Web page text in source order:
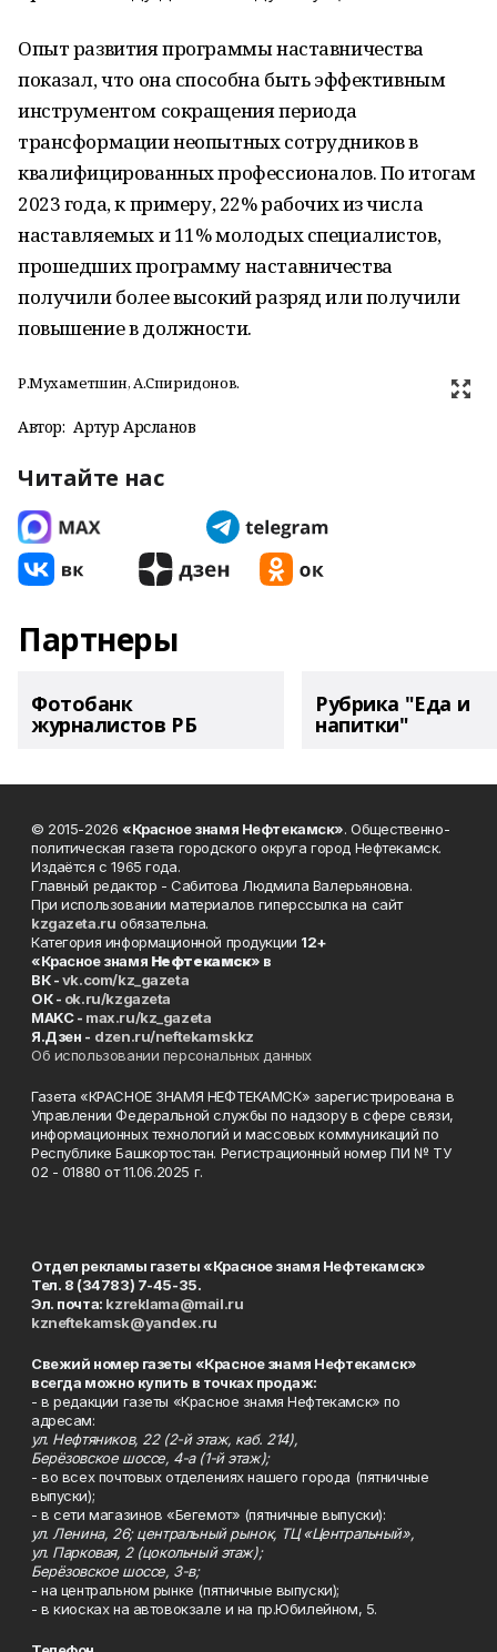
Опыт развития программы наставничества
показал, что она способна быть эффективным
инструментом сокращения периода
трансформации неопытных сотрудников в
квалифицированных профессионалов. По итогам
2023 года, к примеру, 22% рабочих из числа
наставляемых и 11% молодых специалистов,
прошедших программу наставничества
получили более высокий разряд или получили
повышение в должности.
Р.Мухаметшин, А.Спиридонов.
Автор: Артур Арсланов
Читайте нас
Партнеры
Фотобанк
журналистов РБ
Рубрика "Еда и
напитки"
© 2015-2026 «Красное знамя Нефтекамск». Общественно-
политическая газета городского округа город Нефтекамск.
Издаётся с 1965 года.
Главный редактор - Сабитова Людмила Валерьяновна.
При использовании материалов гиперссылка на сайт
kzgazeta.ru обязательна.
Категория информационной продукции 12+
«Красное знамя Нефтекамск» в
ВК -vk.com/kz_gazeta
ОК - ok.ru/kzgazeta
MAKC - max.ru/kz_gazeta
Я.Дзен - dzen.ru/neftekamskkz
Об использовании персональных данных
Газета «КРАСНОЕ ЗНАМЯ НЕФТЕКАМСК» зарегистрирована в
Управлении Федеральной службы по надзору в сфере связи,
информационных технологий и массовых коммуникаций по
Республике Башкортостан. Регистрационный номер ПИ № ТУ
02 - 01880 от 11.06.2025 г.
Отдел рекламы газеты «Красное знамя Нефтекамск»
Тел. 8 (34783) 7-45-35.
Эл. почта: kzreklama@mail.ru
kzneftekamsk@yandex.ru
Свежий номер газеты «Красное знамя Нефтекамск»
всегда можно купить в точках продаж:
- в редакции газеты «Красное знамя Нефтекамск» по
адресам:
ул. Нефтяников, 22 (2-й этаж, каб. 214),
Берёзовское шоссе, 4-а (1-й этаж);
- во всех почтовых отделениях нашего города (пятничные
выпуски);
- в сети магазинов «Бегемот» (пятничные выпуски):
ул. Ленина, 26; центральный рынок, ТЦ «Центральный»,
ул. Парковая, 2 (цокольный этаж);
Берёзовское шоссе, 3-в;
- на центральном рынке (пятничные выпуски);
- в киосках на автовокзале и на пр.Юбилейном, 5.